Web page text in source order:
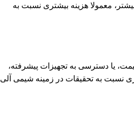
معمولا هزینه بیشتری نسبت به
یا دسترسی به تجهیزات پیشرفته،
نسبت به تحقیقات در زمینه شیمی آلی